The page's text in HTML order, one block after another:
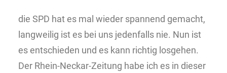
die SPD hat es mal wieder spannend gemacht,
langweilig ist es bei uns jedenfalls nie. Nun ist
es entschieden und es kann richtig losgehen.
Der Rhein-Neckar-Zeitung habe ich es in dieser